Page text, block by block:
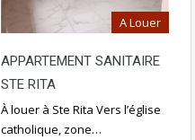
A Louer
APPARTEMENT SANITAIRE
STE RITA
À louer à Ste Rita Vers l’église
catholique, zone…